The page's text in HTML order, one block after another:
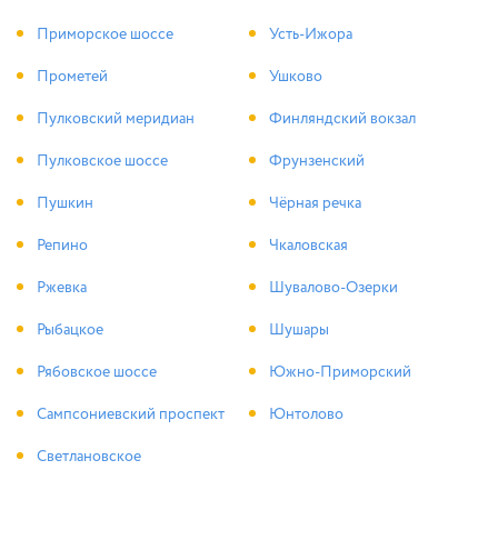
Приморское шоссе
Прометей
Пулковский меридиан
Пулковское шоссе
Пушкин
Репино
Ржевка
Рыбацкое
Рябовское шоссе
Сампсониевский проспект
Светлановское
Усть-Ижора
Ушково
Финляндский вокзал
Фрунзенский
Чёрная речка
Чкаловская
Шувалово-Озерки
Шушары
Южно-Приморский
Юнтолово